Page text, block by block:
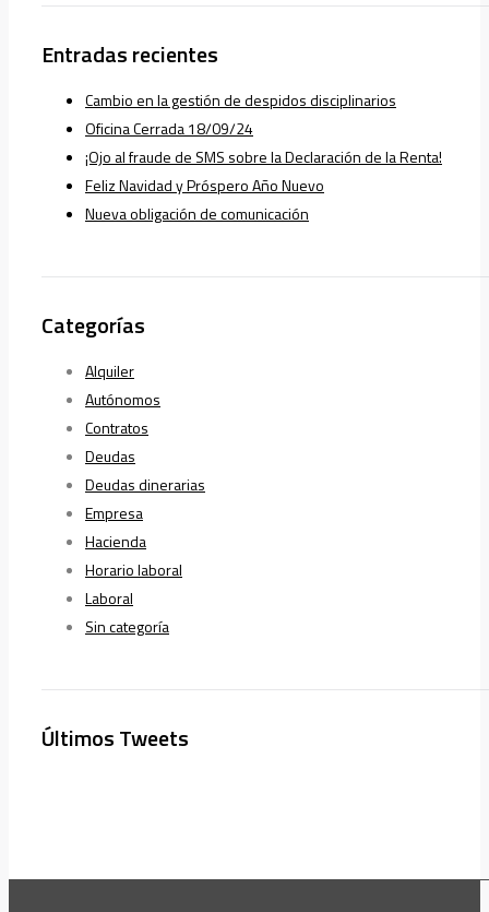
Entradas recientes
Cambio en la gestión de despidos disciplinarios
Oficina Cerrada 18/09/24
¡Ojo al fraude de SMS sobre la Declaración de la Renta!
Feliz Navidad y Próspero Año Nuevo
Nueva obligación de comunicación
Categorías
Alquiler
Autónomos
Contratos
Deudas
Deudas dinerarias
Empresa
Hacienda
Horario laboral
Laboral
Sin categoría
Últimos Tweets